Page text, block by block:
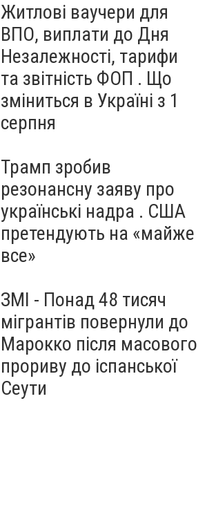
Житлові ваучери для
ВПО, виплати до Дня
Незалежності, тарифи
та звітність ФОП . Що
зміниться в Україні з 1
серпня
Трамп зробив
резонансну заяву про
українські надра . США
претендують на «майже
все»
ЗМІ - Понад 48 тисяч
мігрантів повернули до
Марокко після масового
прориву до іспанської
Сеути